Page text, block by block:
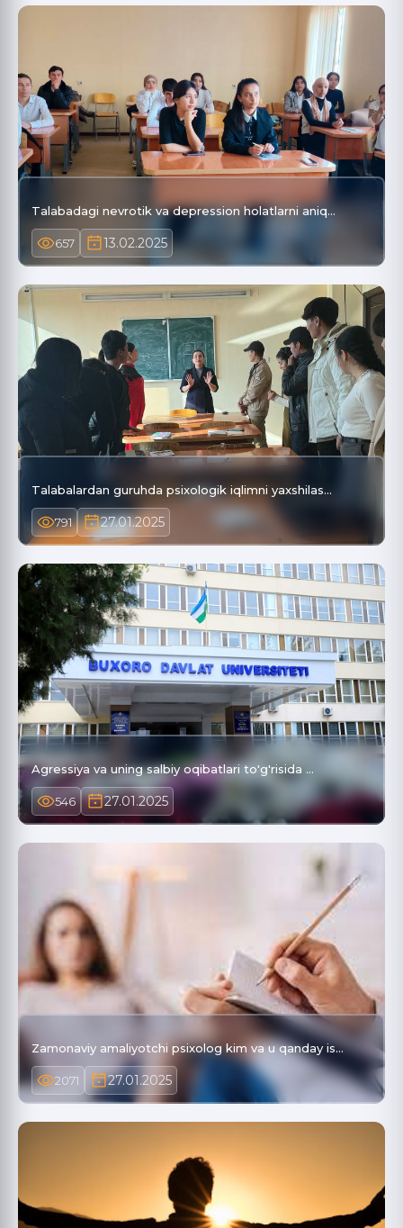
Talabadagi nevrotik va depression holatlarni aniq…
657 13.02.2025
Talabalardan guruhda psixologik iqlimni yaxshilas…
791 27.01.2025
Agressiya va uning salbiy oqibatlari to'g'risida …
546 27.01.2025
Zamonaviy amaliyotchi psixolog kim va u qanday is…
2071 27.01.2025